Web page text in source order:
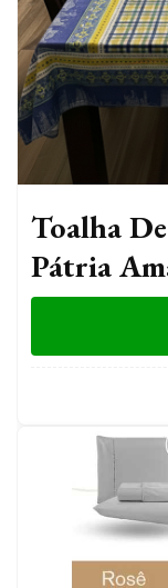
Toalha
Pátria
Premium